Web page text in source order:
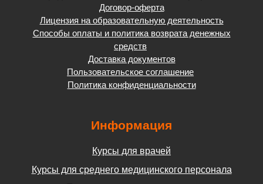
Договор-оферта
Лицензия на образовательную деятельность
Способы оплаты и политика возврата денежных
средств
Доставка документов
Пользовательское соглашение
Политика конфиденциальности
Информация
Курсы для врачей
Курсы для среднего медицинского персонала